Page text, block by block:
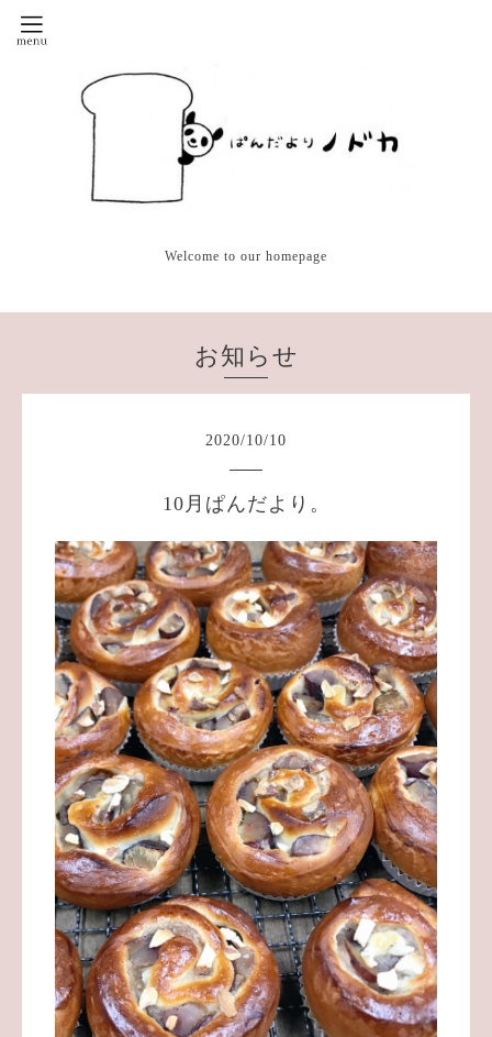
Welcome to our homepage
お知らせ
2020/10/10
10月ぱんだより。